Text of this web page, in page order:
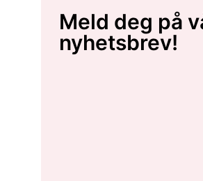
Meld deg på
nyhetsbrev!